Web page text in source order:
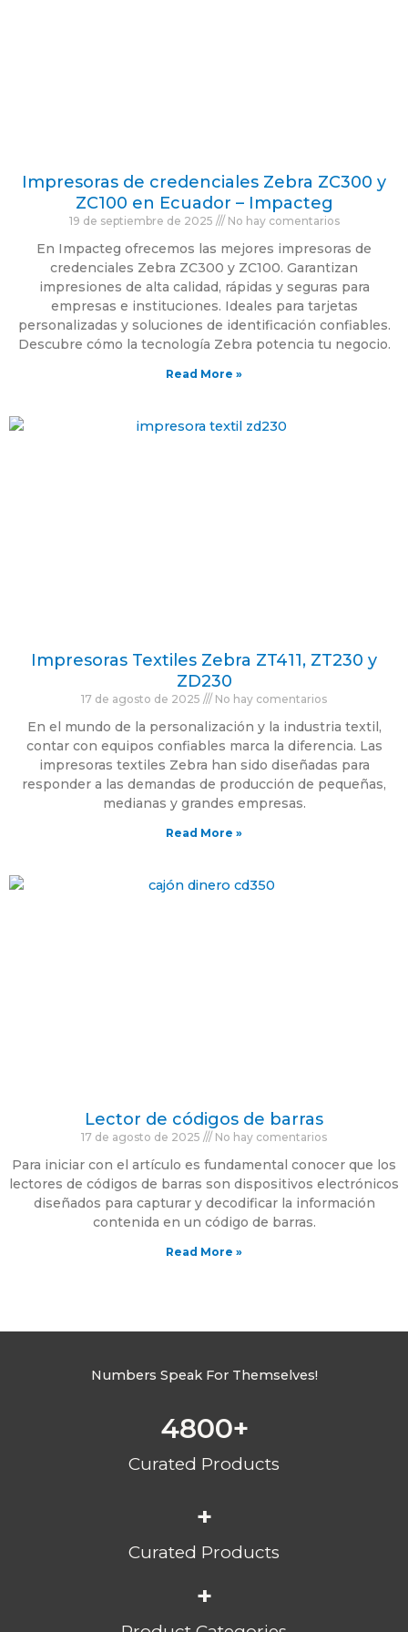
Impresoras de credenciales Zebra ZC300 y
ZC100 en Ecuador – Impacteg
19 de septiembre de 2025 No hay comentarios
En Impacteg ofrecemos las mejores impresoras de
credenciales Zebra ZC300 y ZC100. Garantizan
impresiones de alta calidad, rápidas y seguras para
empresas e instituciones. Ideales para tarjetas
personalizadas y soluciones de identificación confiables.
Descubre cómo la tecnología Zebra potencia tu negocio.
Read More »
Impresoras Textiles Zebra ZT411, ZT230 y
ZD230
17 de agosto de 2025 No hay comentarios
En el mundo de la personalización y la industria textil,
contar con equipos confiables marca la diferencia. Las
impresoras textiles Zebra han sido diseñadas para
responder a las demandas de producción de pequeñas,
medianas y grandes empresas.
Read More »
Lector de códigos de barras
17 de agosto de 2025 No hay comentarios
Para iniciar con el artículo es fundamental conocer que los
lectores de códigos de barras son dispositivos electrónicos
diseñados para capturar y decodificar la información
contenida en un código de barras.
Read More »
Numbers Speak For Themselves!
Curated Products
4800+
Curated Products
+
+